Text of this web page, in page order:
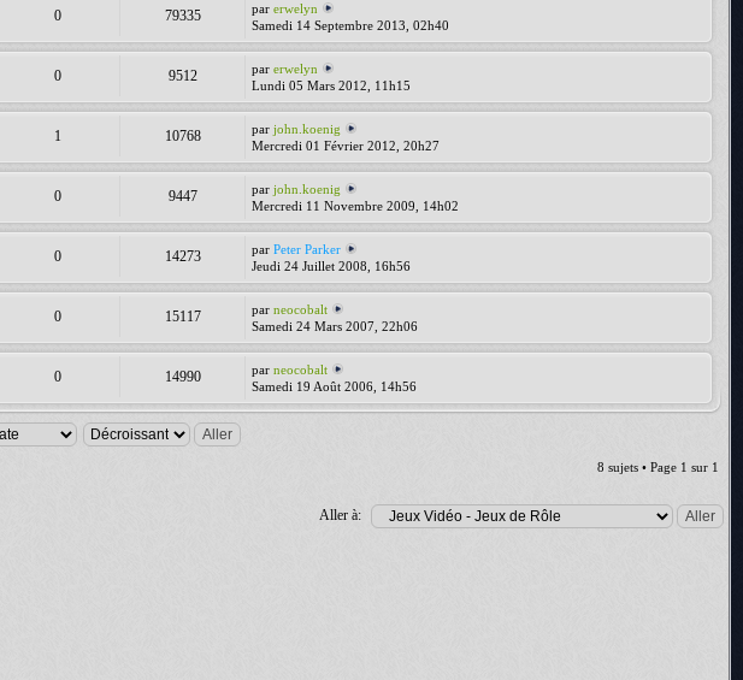
0 79335 parerwelyn
Samedi 14 Septembre 2013, 02h40
0 9512 parerwelyn
Lundi 05 Mars 2012, 11h15
1 10768 parjohn.koenig
Mercredi 01 Février 2012, 20h27
0 9447 parjohn.koenig
Mercredi 11 Novembre 2009, 14h02
0 14273 parPeter Parker
Jeudi 24 Juillet 2008, 16h56
0 15117 parneocobalt
Samedi 24 Mars 2007, 22h06
0 14990 parneocobalt
Samedi 19 Août 2006, 14h56
8 sujets • Page 1 sur 1
Aller à: